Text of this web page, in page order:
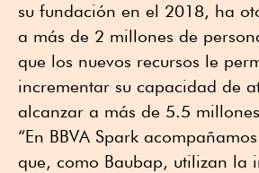
su fundación en el 2018, ha
a más de 2 millones de
que los nuevos recursos le
incrementar su capacidad de
alcanzar a más de 5.5
“En BBVA Spark
que, como Baubap, utilizan la